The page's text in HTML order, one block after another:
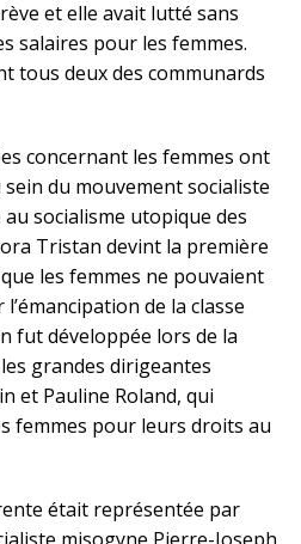
et elle avait lutté sans
salaires pour les femmes.
tous deux des communards
concernant les femmes ont
du mouvement socialiste
socialisme utopique des
Tristan devint la première
les femmes ne pouvaient
de la classe
fut développée lors de la
grandes dirigeantes
et Pauline Roland, qui
femmes pour leurs droits au
était représentée par
misogyne Pierre-Joseph